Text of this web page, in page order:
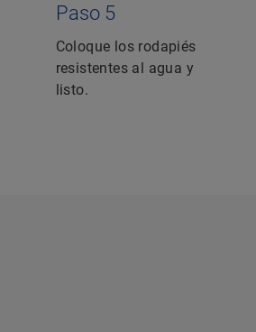
Paso 5
Coloque los rodapiés
resistentes al agua y
listo.